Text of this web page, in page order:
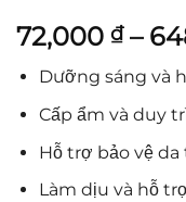
72,000 ₫–
Dưỡng sáng và
Cấp ẩm và duy
Hỗ trợ bảo vệ
Làm dịu và hỗ